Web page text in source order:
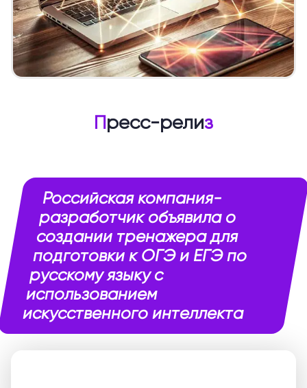
Пресс-релиз
Российская компания-
разработчик объявила о
создании тренажера для
подготовки к ОГЭ и ЕГЭ по
русскому языку с
использованием
искусственного интеллекта